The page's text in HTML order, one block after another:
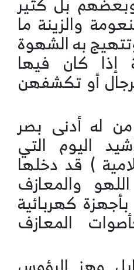
والزينة ما
به الشهوة
إذا كان فيها
أو تكشفهن
له أدنى بصر
اليوم التي
) قد دخلها
والمعازف
كهربائية
المعازف